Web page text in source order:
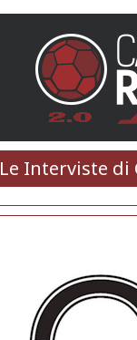
Le Interviste di